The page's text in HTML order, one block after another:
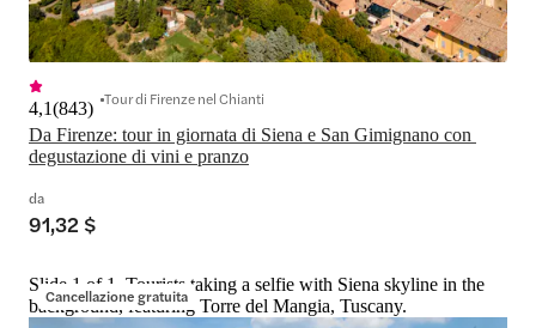
Da Firenze: tour in giornata di Siena e San Gimignano con
degustazione di vini e pranzo
4,1(843) Tour di Firenze nel Chianti
da
91,32 $
Cancellazione gratuita
Slide 1 of 1, Tourists taking a selfie with Siena skyline in the
background, featuring Torre del Mangia, Tuscany.